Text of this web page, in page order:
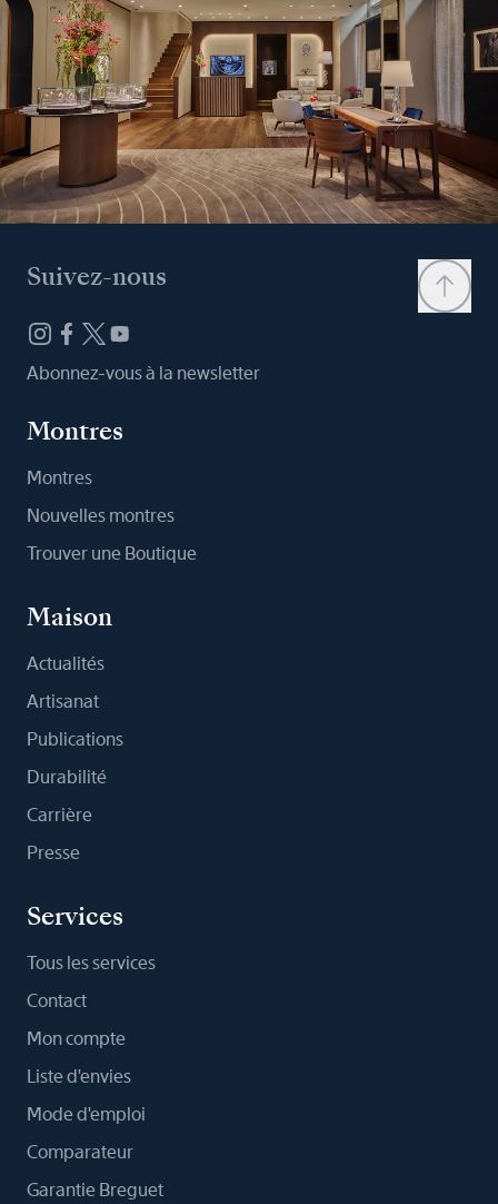
Suivez-nous
Abonnez-vous à la newsletter
Montres
Montres
Nouvelles montres
Trouver une Boutique
Maison
Actualités
Artisanat
Publications
Durabilité
Carrière
Presse
Services
Tous les services
Contact
Mon compte
Liste d'envies
Mode d'emploi
Comparateur
Garantie Breguet